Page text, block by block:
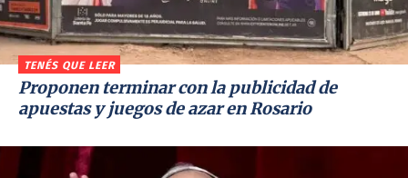
TENÉS QUE LEER
Proponen terminar con la publicidad de
apuestas y juegos de azar en Rosario